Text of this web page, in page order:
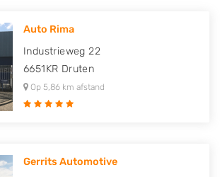
Auto Rima
Industrieweg 22
6651KR Druten
Op 5,86 km afstand
Gerrits Automotive